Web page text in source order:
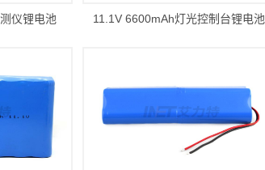
仪锂电池 11.1V 6600mAh灯光控制台锂电池